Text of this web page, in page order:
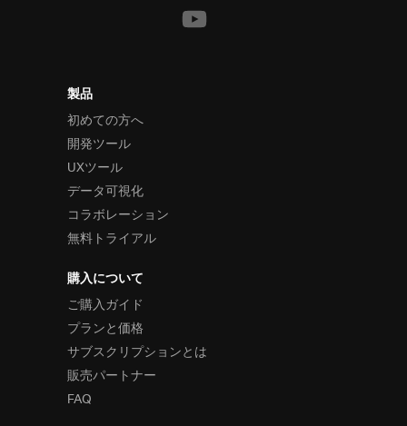
製品
初めての方へ
開発ツール
UXツール
データ可視化
コラボレーション
無料トライアル
購入について
ご購入ガイド
プランと価格
サブスクリプションとは
販売パートナー
FAQ